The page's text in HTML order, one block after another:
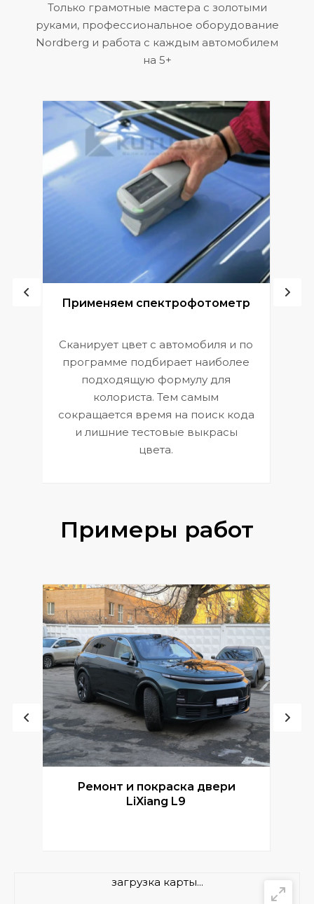
Только грамотные мастера с золотыми
руками, профессиональное оборудование
Nordberg и работа с каждым автомобилем
на 5+
Применяем спектрофотометр
Сканирует цвет с автомобиля и по
программе подбирает наиболее
подходящую формулу для
колориста. Тем самым
сокращается время на поиск кода
и лишние тестовые выкрасы
цвета.
Примеры работ
Ремонт и покраска двери
LiXiang L9
загрузка карты...